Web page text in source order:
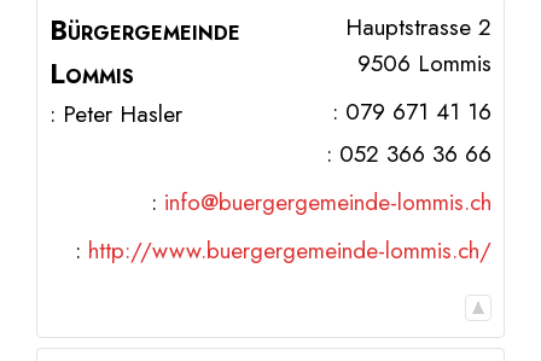
Bürgergemeinde
Lommis
: Peter Hasler
Hauptstrasse 2
9506 Lommis
: 079 671 41 16
: 052 366 36 66
: info@buergergemeinde-lommis.ch
: http://www.buergergemeinde-lommis.ch/